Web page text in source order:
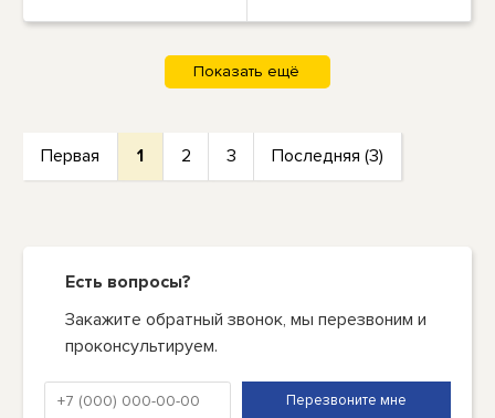
Первая 1 2 3 Последняя (3)
Есть вопросы?
Закажите обратный звонок, мы перезвоним и
проконсультируем.